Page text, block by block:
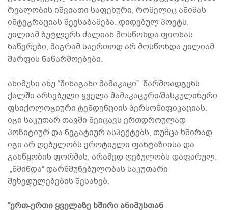
რეალობის იშვიათი საფეხური, რომელიც ანიმას
ინტეგრაციას შეესაბამება. დიდებულ პოეტს,
უილიამ ბუტლერს ძალიან მოსწონდა ფიონას
ნაწერები, მაგრამ საერთოდ არ მოსწონდა უილიამ
შარფის ნაწარმოებები.
ანიმუსი ანუ “შინაგანი მამაკაცი” წარმოადგენს
ქალში არსებული ყველა მამაკაცური/მასკულინური
ფსიქოლოგიური ტენდენციის პერსონიფიკაციას.
იგი საკუთარ თავში შეიცავს ერთდროულად
პოზიტიურ და ნეგატიურ ასპექტებს, თუმცა ხშირად
იგი არ ღებულობს ეროტიული ფანტაზიისა და
განწყობის ფორმას, არამედ ღებულობს დაფარულ,
„წმინდა“ დარწმუნებულობას საკუთარი
შეხედულებების შესახებ.
“ერთ-ერთი ყველაზე ხშირი ანიმუსთან